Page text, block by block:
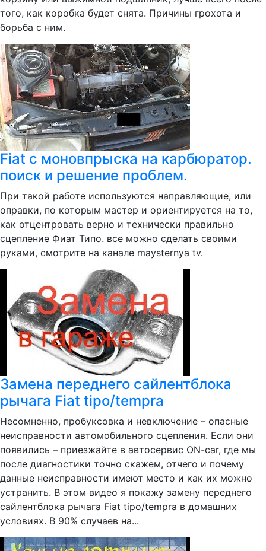
того, как коробка будет снята. Причины грохота и
борьба с ним.
Fiat с моновпрыска на карбюратор.
поиск и решение проблем.
При такой работе используются направляющие, или
оправки, по которым мастер и ориентируется на то,
как отцентровать верно и технически правильно
сцепление Фиат Типо. все можно сделать своими
руками, смотрите на канале maysternya tv.
Замена переднего сайлентблока
рычага Fiat tipo/tempra
Несомненно, пробуксовка и невключение – опасные
неисправности автомобильного сцепления. Если они
появились – приезжайте в автосервис ON-car, где мы
после диагностики точно скажем, отчего и почему
данные неисправности имеют место и как их можно
устранить. В этом видео я покажу замену переднего
сайлентблока рычага Fiat tipo/tempra в домашних
условиях. В 90% случаев на...